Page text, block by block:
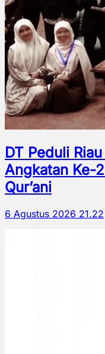
DT Peduli
Angkatan Ke-
Qur’ani
6 Agustus 2026 21.22